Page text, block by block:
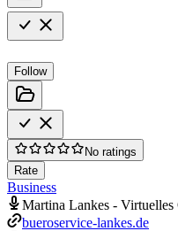
Follow
No ratings
Rate
Business
Martina Lankes -
bueroservice-lankes.de